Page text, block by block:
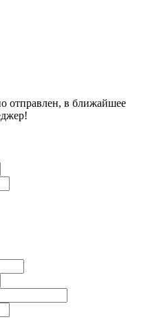
отправлен, в ближайшее